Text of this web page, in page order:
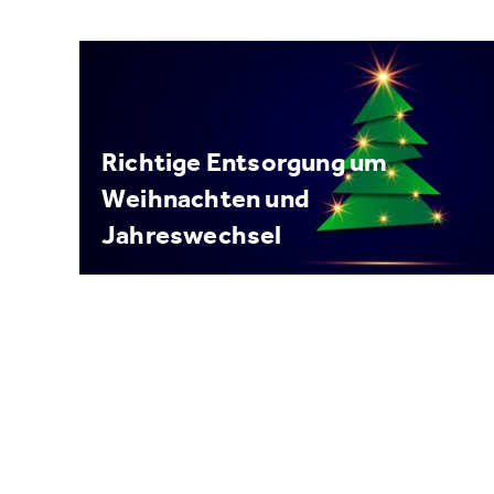
Richtige Entsorgung um
Weihnachten und
Jahreswechsel